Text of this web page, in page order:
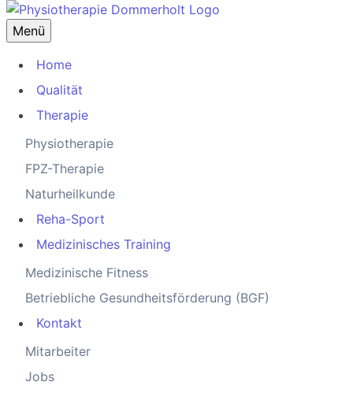
Menü
Home
Qualität
Therapie
Physiotherapie
FPZ-Therapie
Naturheilkunde
Reha-Sport
Medizinisches Training
Medizinische Fitness
Betriebliche Gesundheitsförderung (BGF)
Kontakt
Mitarbeiter
Jobs